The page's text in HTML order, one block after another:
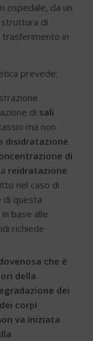
ospedale, da un
di
trasferimento in
prevede:
di sali
ma non
disidratazione
di
reidratazione
nel caso di
di questa
base alle
richiede
che è
della
dei
corpi
va iniziata